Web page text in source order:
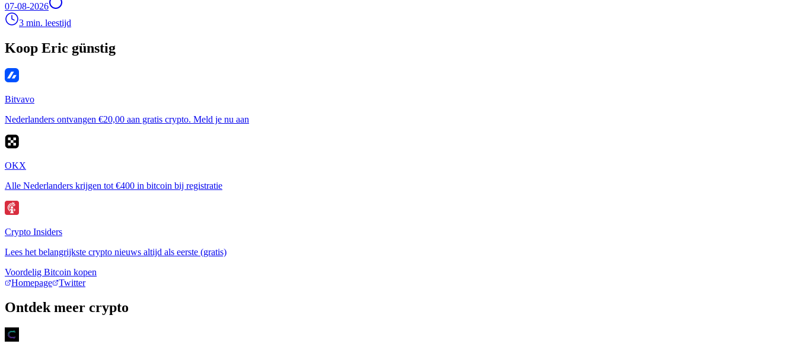
07-08-2026
3 min. leestijd
Koop Eric günstig
Bitvavo
Nederlanders ontvangen €20,00 aan gratis crypto. Meld je nu aan
OKX
Alle Nederlanders krijgen tot €400 in bitcoin bij registratie
Crypto Insiders
Lees het belangrijkste crypto nieuws altijd als eerste (gratis)
Voordelig Bitcoin kopen
Homepage
Twitter
Ontdek meer crypto